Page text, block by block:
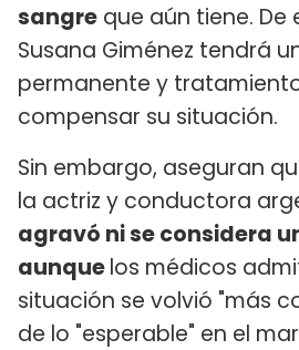
sangre que aún tiene. De
Susana Giménez tendrá
permanente y
compensar su situación.
Sin embargo, aseguran
la actriz y conductora
agravó ni se considera
aunquelos médicos
situación se volvió "más
de lo "esperable" en el